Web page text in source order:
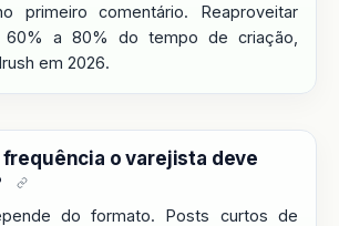
primeiro comentário. Reaproveitar
60% a 80% do tempo de criação,
em 2026.
frequência o varejista deve
do formato. Posts curtos de